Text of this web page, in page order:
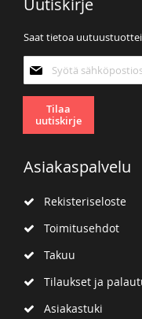
Uutiskirje
Saat tietoa
uutiskirjeemme:
Tilaa
uutiskirje
Asiakaspalvelu
Rekisteriseloste
Toimitusehdot
Takuu
Tilaukset ja
Asiakastuki